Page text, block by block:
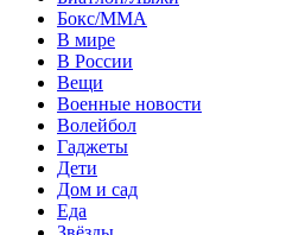
Бокс/MMA
В мире
В России
Вещи
Военные новости
Волейбол
Гаджеты
Дети
Дом и сад
Еда